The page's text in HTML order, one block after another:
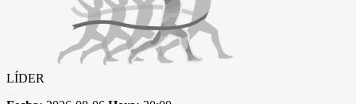
LÍDER